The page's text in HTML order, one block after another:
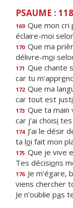
PSAUME :
169 Que mon cri
éclaire-moi
170 Que ma
délivre-moi
171 Que chante
car tu m’appre
172 Que ma
car tout est justi
173 Que ta main
car j’ai choisi tes
174 J’ai le désir
ta loi fait mon
175 Que je vive
Tes décisions
176 Je m’égare,
viens chercher
Je n’oublie pas